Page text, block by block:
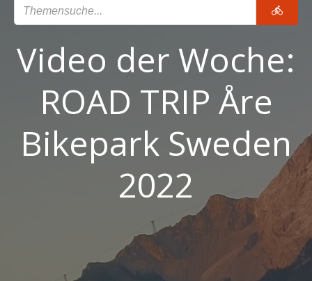
Video der Woche:
ROAD TRIP Åre
Bikepark Sweden
2022